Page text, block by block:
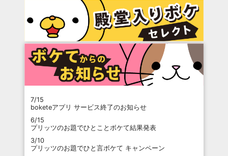
7/15
boketeアプリ サービス終了のお知らせ
6/15
プリッツのお題でひとことボケて結果発表
3/10
プリッツのお題でひと言ボケて キャンペーン